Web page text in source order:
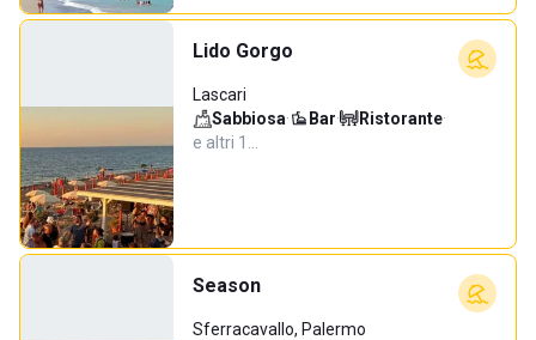
Lido Gorgo
Lascari
Sabbiosa· Bar· Ristorante·
e altri 1…
Season
Sferracavallo, Palermo